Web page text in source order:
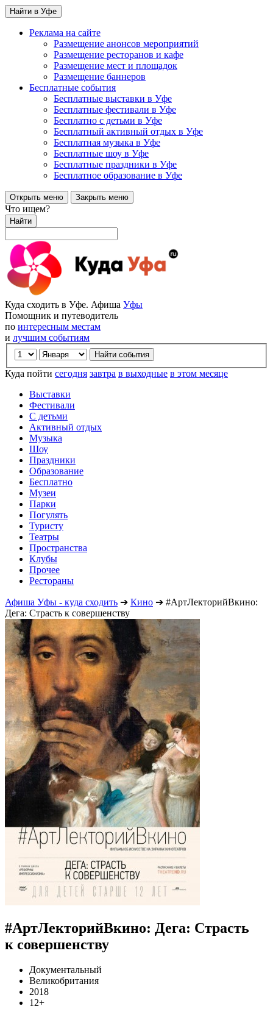
Найти в Уфе
Реклама на сайте
Размещение анонсов мероприятий
Размещение ресторанов и кафе
Размещение мест и площадок
Размещение баннеров
Бесплатные события
Бесплатные выставки в Уфе
Бесплатные фестивали в Уфе
Бесплатно с детьми в Уфе
Бесплатный активный отдых в Уфе
Бесплатная музыка в Уфе
Бесплатные шоу в Уфе
Бесплатные праздники в Уфе
Бесплатное образование в Уфе
Открыть меню Закрыть меню
Что ищем?
Найти
Куда сходить в Уфе. Афиша Уфы
Помощник и путеводитель
по интересным местам
и лучшим событиям
Куда пойти сегодня завтра в выходные в этом месяце
Выставки
Фестивали
С детьми
Активный отдых
Музыка
Шоу
Праздники
Образование
Бесплатно
Музеи
Парки
Погулять
Туристу
Театры
Пространства
Клубы
Прочее
Рестораны
Афиша Уфы - куда сходить ➔ Кино ➔ #АртЛекторийВкино:
Дега: Страсть к совершенству
#АртЛекторийВкино: Дега: Страсть
к совершенству
Документальный
Великобритания
2018
12+